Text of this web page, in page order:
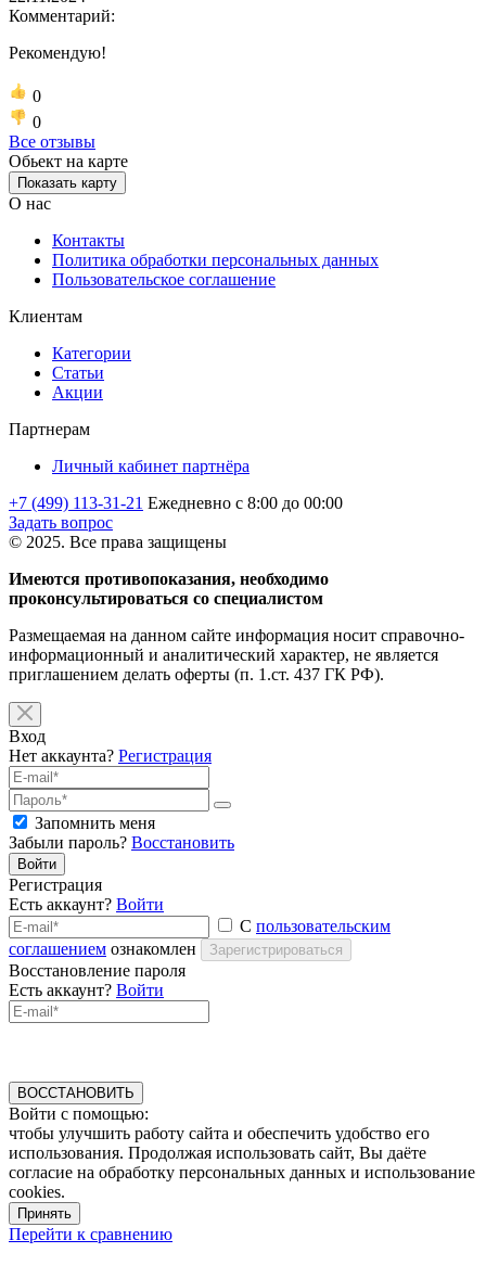
Комментарий:
Рекомендую!
0
0
Все отзывы
Обьект на карте
Показать карту
О нас
Контакты
Политика обработки персональных данных
Пользовательское соглашение
Клиентам
Категории
Статьи
Акции
Партнерам
Личный кабинет партнёра
+7 (499) 113-31-21 Ежедневно с 8:00 до 00:00
Задать вопрос
© 2025. Все права защищены
Имеются противопоказания, необходимо
проконсультироваться со специалистом
Размещаемая на данном сайте информация носит справочно-
информационный и аналитический характер, не является
приглашением делать оферты (п. 1.ст. 437 ГК РФ).
Вход
Нет аккаунта? Регистрация
Запомнить меня
Забыли пароль? Восстановить
Войти
Регистрация
Есть аккаунт? Войти
С пользовательским
соглашением ознакомлен Зарегистрироваться
Восстановление пароля
Есть аккаунт? Войти
ВОССТАНОВИТЬ
Войти с помощью:
чтобы улучшить работу сайта и обеспечить удобство его
использования. Продолжая использовать сайт, Вы даёте
согласие на обработку персональных данных и использование
cookies.
Принять
Перейти к сравнению